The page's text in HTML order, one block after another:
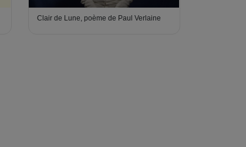
Clair de Lune, poème de Paul Verlaine